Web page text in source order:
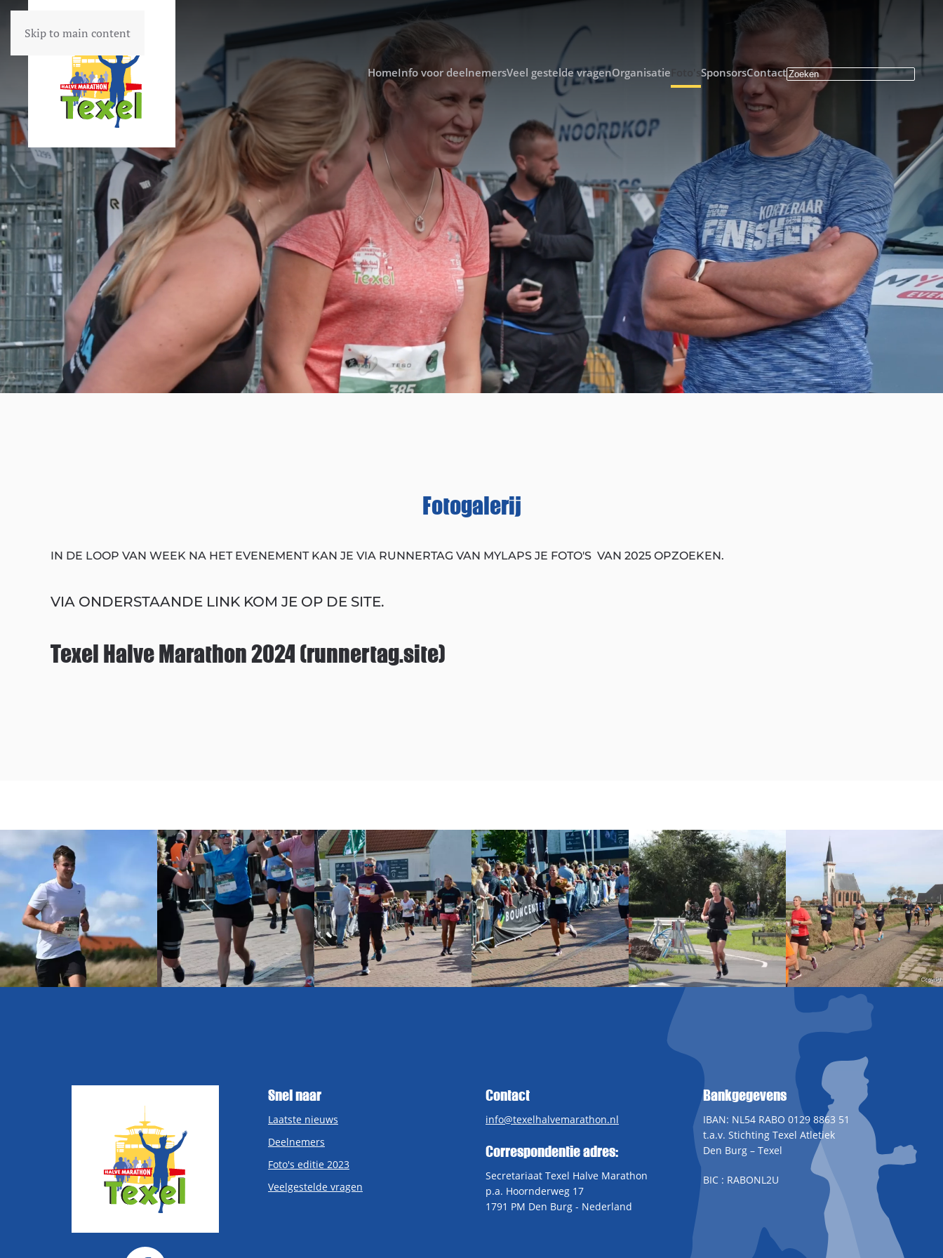
Skip to main content
HomeInfo voor deelnemersVeel gestelde vragenOrganisatie Foto's SponsorsContact
Fotogalerij
IN DE LOOP VAN WEEK NA HET EVENEMENT KAN JE VIA RUNNERTAG VAN MYLAPS JE FOTO'S VAN 2025 OPZOEKEN.
VIA ONDERSTAANDE LINK KOM JE OP DE SITE.
Texel Halve Marathon 2024 (runnertag.site)
Snel naar
Laatste nieuws
Deelnemers
Foto's editie 2023
Veelgestelde vragen
Contact
info@texelhalvemarathon.nl
Correspondentie adres:
Secretariaat Texel Halve Marathon
p.a. Hoornderweg 17
1791 PM Den Burg - Nederland
Bankgegevens
IBAN: NL54 RABO 0129 8863 51
t.a.v. Stichting Texel Atletiek
Den Burg – Texel
BIC : RABONL2U